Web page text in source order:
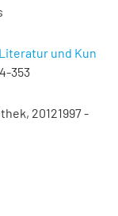
und Kun
353
20121997 -